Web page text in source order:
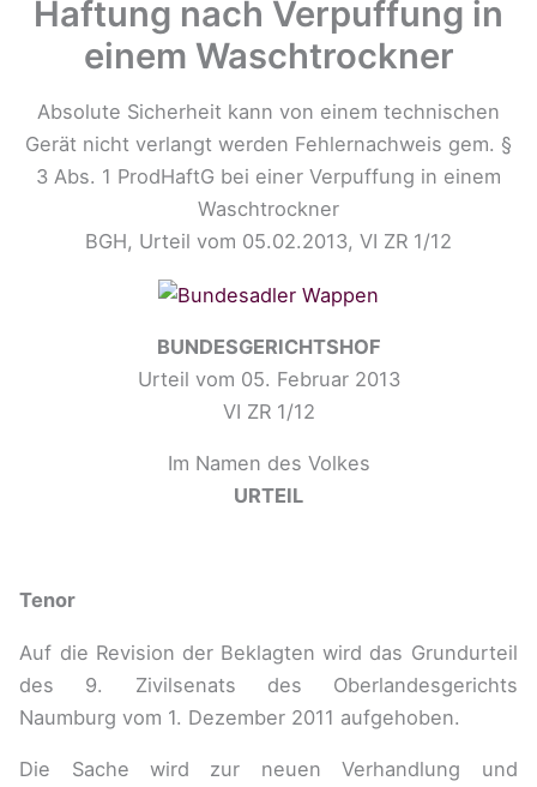
Haftung nach Verpuffung in
einem Waschtrockner
Absolute Sicherheit kann von einem technischen
Gerät nicht verlangt werden Fehlernachweis gem. §
3 Abs. 1 ProdHaftG bei einer Verpuffung in einem
Waschtrockner
BGH, Urteil vom 05.02.2013, VI ZR 1/12
BUNDESGERICHTSHOF
Urteil vom 05. Februar 2013
VI ZR 1/12
Im Namen des Volkes
URTEIL
Tenor
Auf die Revision der Beklagten wird das Grundurteil
des 9. Zivilsenats des Oberlandesgerichts
Naumburg vom 1. Dezember 2011 aufgehoben.
Die Sache wird zur neuen Verhandlung und